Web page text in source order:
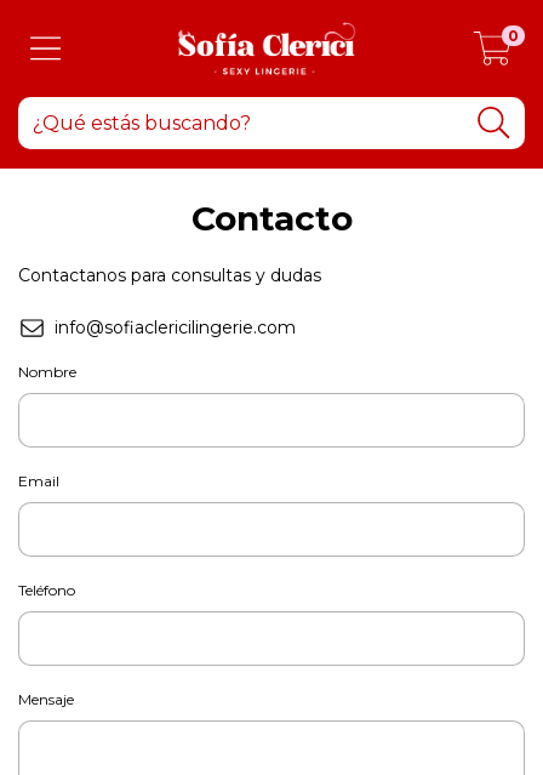
0
Contacto
Contactanos para consultas y dudas
info@sofiaclericilingerie.com
Nombre
Email
Teléfono
Mensaje